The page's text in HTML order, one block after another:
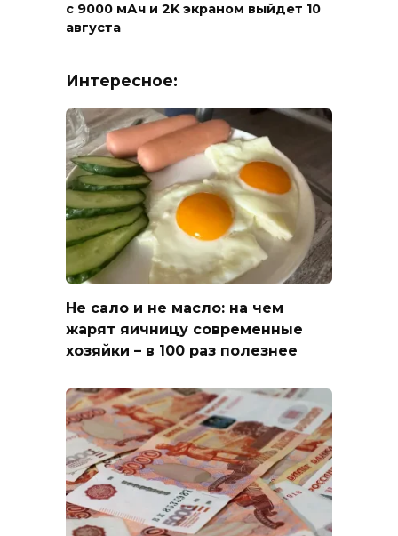
с 9000 мАч и 2K экраном выйдет 10
августа
Интересное:
Не сало и не масло: на чем
жарят яичницу современные
хозяйки – в 100 раз полезнее